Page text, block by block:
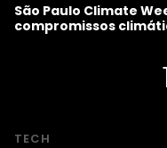
São Paulo Climate
compromissos
TECH